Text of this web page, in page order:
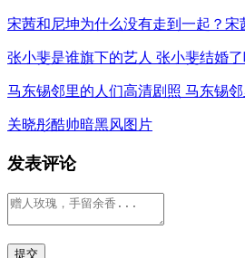
宋茜和尼坤为什么没有走到一起？宋
张小斐是谁旗下的艺人 张小斐结婚
马东锡邻里的人们高清剧照 马东锡
关晓彤酷帅暗黑风图片
发表评论